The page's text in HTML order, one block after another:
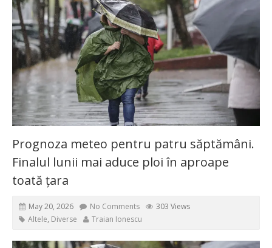
Prognoza meteo pentru patru săptămâni.
Finalul lunii mai aduce ploi în aproape
toată țara
May 20, 2026 No Comments
303 Views
Altele, Diverse Traian Ionescu